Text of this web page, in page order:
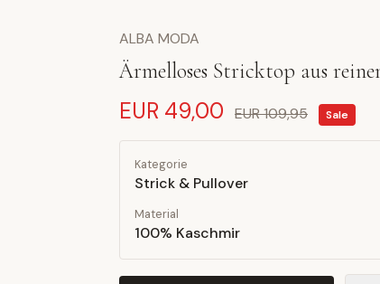
ALBA MODA
Ärmelloses Stricktop aus
EUR 49,00 EUR 109,95 Sale
Kategorie
Strick & Pullover
Material
100% Kaschmir